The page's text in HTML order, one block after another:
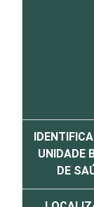
UNIDADE
DE